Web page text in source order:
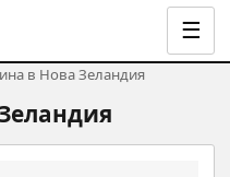
☰
в Нова Зеландия